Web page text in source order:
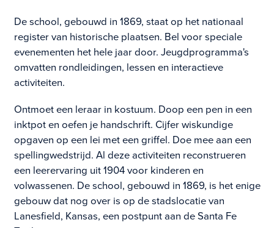
De school, gebouwd in 1869, staat op het nationaal
register van historische plaatsen. Bel voor speciale
evenementen het hele jaar door. Jeugdprogramma's
omvatten rondleidingen, lessen en interactieve
activiteiten.
Ontmoet een leraar in kostuum. Doop een pen in een
inktpot en oefen je handschrift. Cijfer wiskundige
opgaven op een lei met een griffel. Doe mee aan een
spellingwedstrijd. Al deze activiteiten reconstrueren
een leerervaring uit 1904 voor kinderen en
volwassenen. De school, gebouwd in 1869, is het enige
gebouw dat nog over is op de stadslocatie van
Lanesfield, Kansas, een postpunt aan de Santa Fe